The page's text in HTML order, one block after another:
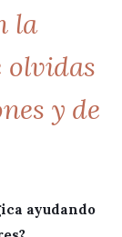
la
olvidas
y de
ayudando